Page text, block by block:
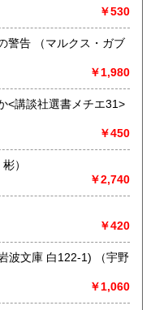
るものの買い取りがで
無料です。
、美術工芸、趣味、外
の他）
￥530
・ガブ
￥1,980
<講談社選書メチエ31>
￥450
尼ケ崎 彬）
￥2,740
￥420
庫 白122-1) （宇野
￥1,060